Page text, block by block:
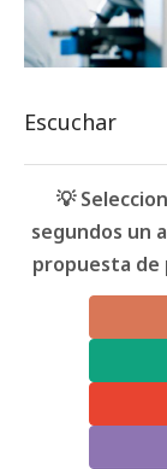
Escuchar
💡
segundos un
propuesta de